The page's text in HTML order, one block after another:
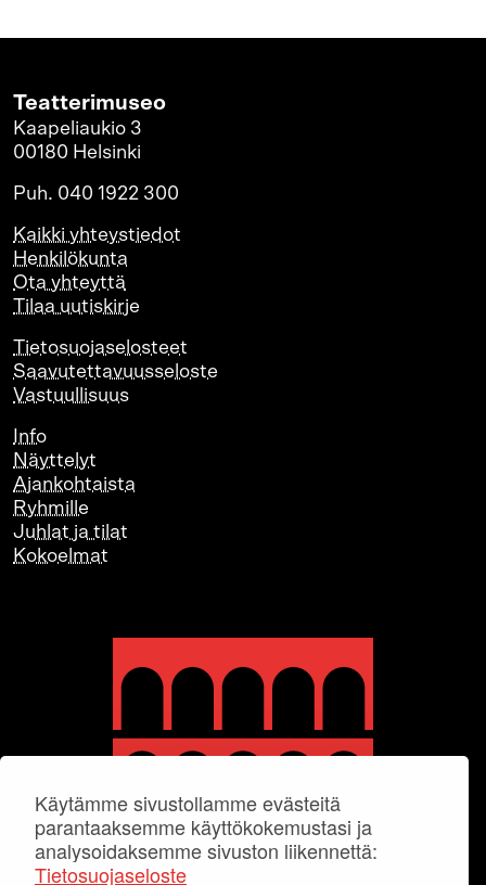
Käytämme sivustollamme evästeitä
parantaaksemme käyttökokemustasi ja
analysoidaksemme sivuston liikennettä:
Tietosuojaseloste
Teatterimuseo
Kaapeliaukio 3
00180 Helsinki
Puh. 040 1922 300
Kaikki yhteystiedot
Henkilökunta
Ota yhteyttä
Tilaa uutiskirje
Tietosuojaselosteet
Saavutettavuusseloste
Vastuullisuus
Info
Näyttelyt
Ajankohtaista
Ryhmille
Juhlat ja tilat
Kokoelmat